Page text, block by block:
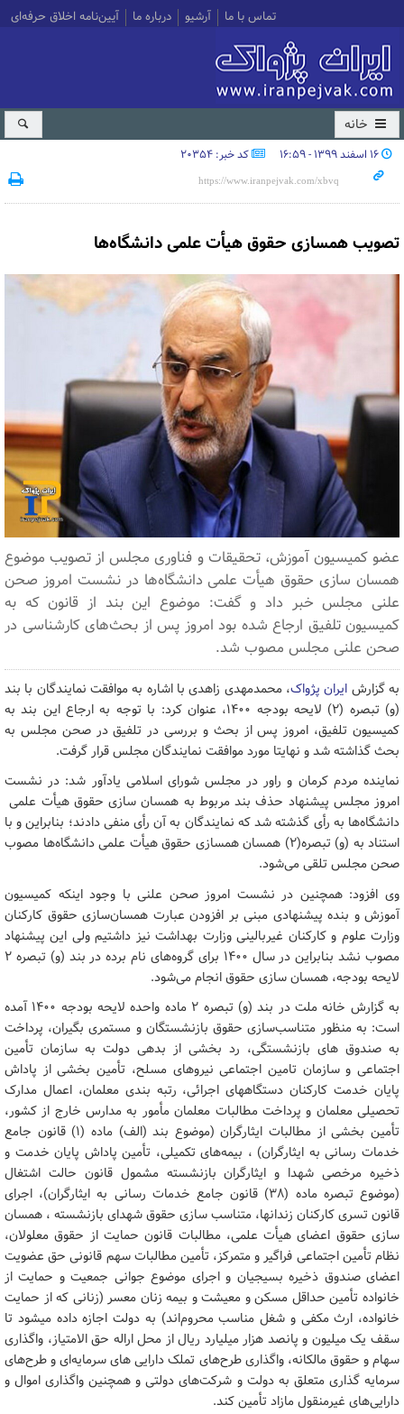
تماس با ما آرشیو درباره ما آیین‌نامه اخلاق حرفه‌ای
خانه
۱۶ اسفند ۱۳۹۹ - ۱۶:۵۹ کد خبر: 20354
تصویب همسازی حقوق هیأت علمی دانشگاه‌ها
عضو کمیسیون آموزش، تحقیقات و فناوری مجلس از تصویب موضوع
همسان سازی حقوق هیأت علمی دانشگاه‌ها در نشست امروز صحن
علنی مجلس خبر داد و گفت: موضوع این بند از قانون که به
کمیسیون تلفیق ارجاع شده بود امروز پس از بحث‌های کارشناسی در
صحن علنی مجلس مصوب شد.
به گزارش ایران پژواک، محمدمهدی زاهدی با اشاره به موافقت نمایندگان با بند
(و) تبصره (۲) لایحه بودجه ۱۴۰۰، عنوان کرد: با توجه به ارجاع این بند به
کمیسیون تلفیق، امروز پس از بحث و بررسی در تلفیق در صحن مجلس به
بحث گذاشته شد و نهایتا مورد موافقت نمایندگان مجلس قرار گرفت.
نماینده مردم کرمان و راور در مجلس شورای اسلامی یادآور شد: در نشست
امروز مجلس پیشنهاد حذف بند مربوط به همسان سازی حقوق هیأت علمی
دانشگاه‌ها به رأی گذشته شد که نمایندگان به آن رأی منفی دادند؛ بنابراین و با
استناد به (و) تبصره(۲) همسان همسازی حقوق هیأت علمی دانشگاه‌ها مصوب
صحن مجلس تلقی می‌شود.
وی افزود: همچنین در نشست امروز صحن علنی با وجود اینکه کمیسیون
آموزش و بنده پیشنهادی مبنی بر افزودن عبارت همسان‌سازی حقوق کارکنان
وزارت علوم و کارکنان غیربالینی وزارت بهداشت نیز داشتیم ولی این پیشنهاد
مصوب نشد بنابراین در سال ۱۴۰۰ برای گروه‌های نام برده در بند (و) تبصره ۲
لایحه بودجه، همسان سازی حقوق انجام می‌شود.
به گزارش خانه ملت در بند (و) تبصره ۲ ماده واحده لایحه بودجه ۱۴۰۰ آمده
است: به منظور متناسب‌سازی حقوق بازنشستگان و مستمری بگیران‌، پرداخت
به صندوق های بازنشستگی، رد بخشی از بدهی دولت به سازمان تأمین
اجتماعی و سازمان تامین اجتماعی نیروهای مسلح، تأمین بخشی از پاداش
پایان خدمت کارکنان دستگاههای اجرائی، رتبه بندی معلمان، اعمال مدارک
تحصیلی معلمان و پرداخت مطالبات معلمان مأمور به مدارس خارج از کشور،
تأمین بخشی از مطالبات ایثارگران (موضوع بند (الف) ماده (۱) قانون جامع
خدمات رسانی به ایثارگران) ، بیمه‌های تکمیلی، تأمین پاداش پایان خدمت و
ذخیره مرخصی شهدا و ایثارگران بازنشسته مشمول قانون حالت اشتغال
(موضوع تبصره ماده (۳۸) قانون جامع خدمات رسانی به ایثارگران)، اجرای
قانون تسری کارکنان زندانها، متناسب سازی حقوق شهدای بازنشسته ، همسان
سازی حقوق اعضای هیأت علمی، مطالبات قانون حمایت از حقوق معلولان،
نظام تأمین اجتماعی فراگیر و متمرکز، تأمین مطالبات سهم قانونی حق عضویت
اعضای صندوق ذخیره بسیجیان و اجرای موضوع جوانی جمعیت و حمایت از
خانواده تأمین حداقل مسکن و معیشت و بیمه زنان معسر (زنانی که از حمایت
خانواده، ارث مکفی و شغل مناسب محروم‌اند) به دولت اجازه داده میشود تا
سقف یک میلیون و پانصد هزار میلیارد ریال از محل اراله حق الامتیاز، واگذاری
سهام و حقوق مالکانه، واگذاری طرح‌های تملک دارایی های سرمایه‌ای و طرح‌های
سرمایه گذاری متعلق به دولت و شرکت‌های دولتی و همچنین واگذاری اموال و
دارایی‌های غیرمنقول مازاد تأمین کند.